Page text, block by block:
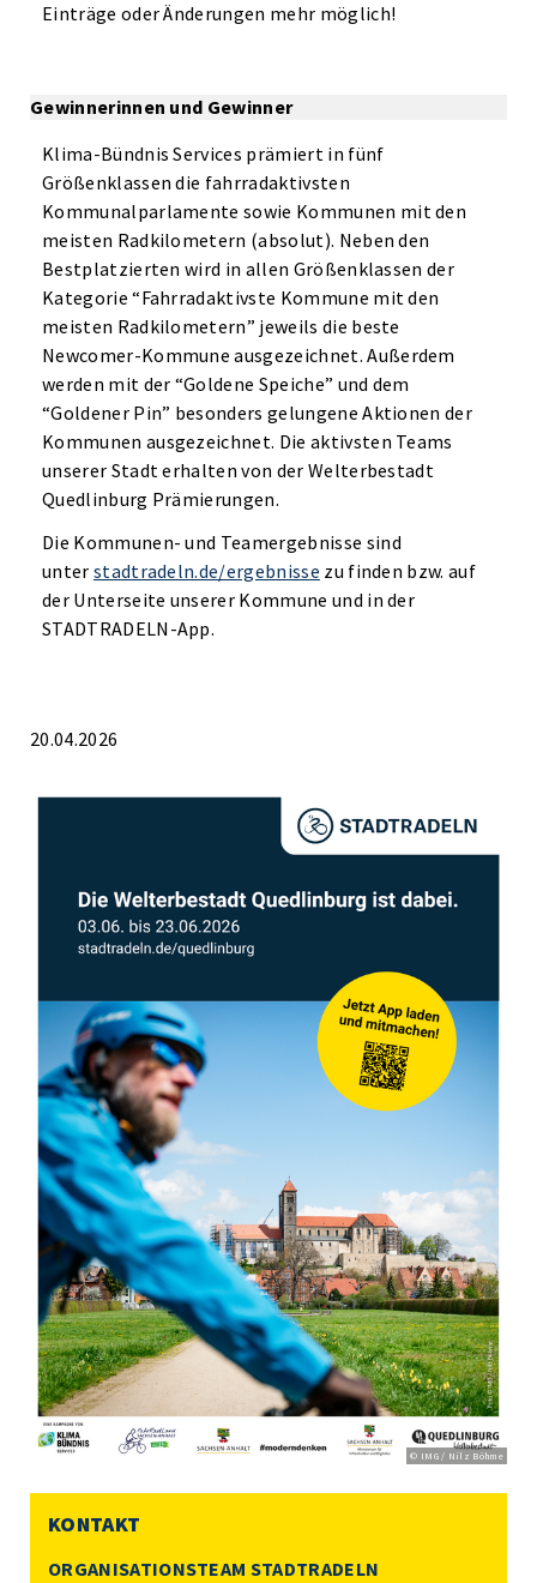
Einträge oder Änderungen mehr möglich!
Gewinnerinnen und Gewinner
Klima-Bündnis Services prämiert in fünf
Größenklassen die fahrradaktivsten
Kommunalparlamente sowie Kommunen mit den
meisten Radkilometern (absolut). Neben den
Bestplatzierten wird in allen Größenklassen der
Kategorie “Fahrradaktivste Kommune mit den
meisten Radkilometern” jeweils die beste
Newcomer-Kommune ausgezeichnet. Außerdem
werden mit der “Goldene Speiche” und dem
“Goldener Pin” besonders gelungene Aktionen der
Kommunen ausgezeichnet. Die aktivsten Teams
unserer Stadt erhalten von der Welterbestadt
Quedlinburg Prämierungen.
Die Kommunen- und Teamergebnisse sind
unter stadtradeln.de/ergebnisse zu finden bzw. auf
der Unterseite unserer Kommune und in der
STADTRADELN-App.
20.04.2026
© IMG / Nilz Böhme
KONTAKT
ORGANISATIONSTEAM STADTRADELN